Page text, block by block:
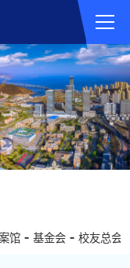
馆 基金会 校友总会